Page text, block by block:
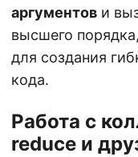
аргументов и
высшего
для создания
кода.
Работа с
reduce и